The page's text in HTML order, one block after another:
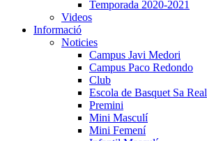
Temporada 2020-2021
Videos
Informació
Noticies
Campus Javi Medori
Campus Paco Redondo
Club
Escola de Basquet Sa Real
Premini
Mini Masculí
Mini Femení